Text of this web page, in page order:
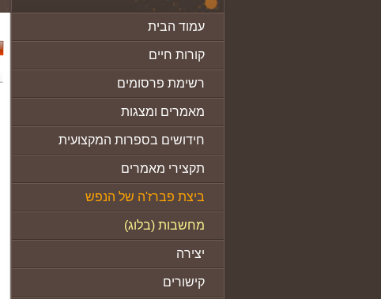
עמוד הבית
קורות חיים
רשימת פרסומים
מאמרים ומצגות
חידושים בספרות המקצועית
תקצירי מאמרים
ביצת פברז'ה של הנפש
מחשבות (בלוג)
יצירה
קישורים